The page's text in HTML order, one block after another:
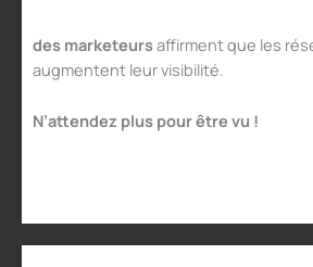
des marketeursaffirment que les
augmentent leur visibilité.
N’attendez plus pour être vu !